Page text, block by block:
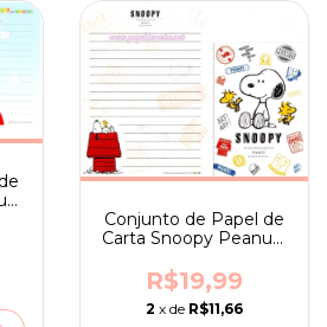
Conjunto de Papel de
Carta Snoopy Peanuts
ano 2018
R$19,99
2 x de R$11,66